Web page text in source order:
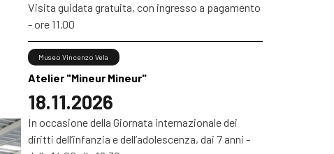
Visita guidata gratuita, con ingresso a pagamento
- ore 11.00
Atelier "Mineur Mineur"
18.11.2026
Museo Vincenzo Vela
In occasione della Giornata internazionale dei
diritti dell’infanzia e dell’adolescenza, dai 7 anni -